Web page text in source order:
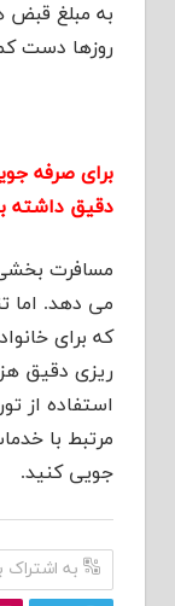
به مبلغ قبض
روزها دست
برای صرفه
دقیق داشته
مسافرت
می دهد. اما
که برای
ریزی دقیق
استفاده از
مرتبط با
جویی کنید.
به اشتراک